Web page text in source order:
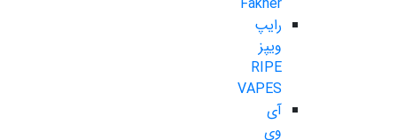
رایپ
ویپز
RIPE
VAPES
آی
وی